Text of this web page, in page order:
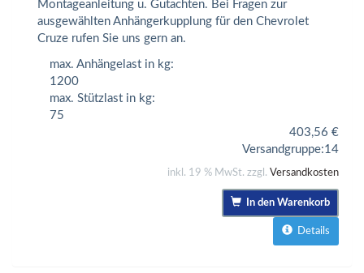
Montageanleitung u. Gutachten. Bei Fragen zur
ausgewählten Anhängerkupplung für den Chevrolet
Cruze rufen Sie uns gern an.
max. Anhängelast in kg:
1200
max. Stützlast in kg:
75
403,56 €
Versandgruppe:14
inkl. 19 % MwSt. zzgl. Versandkosten
In den Warenkorb
Details